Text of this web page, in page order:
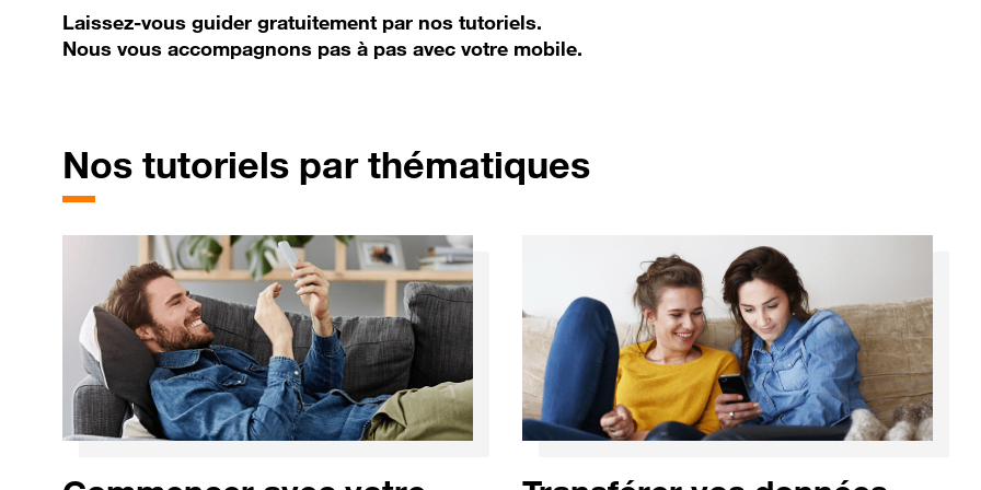
Laissez-vous guider gratuitement par nos tutoriels.
Nous vous accompagnons pas à pas avec votre mobile.
Nos tutoriels par thématiquespour Honor 90 Lite 5G